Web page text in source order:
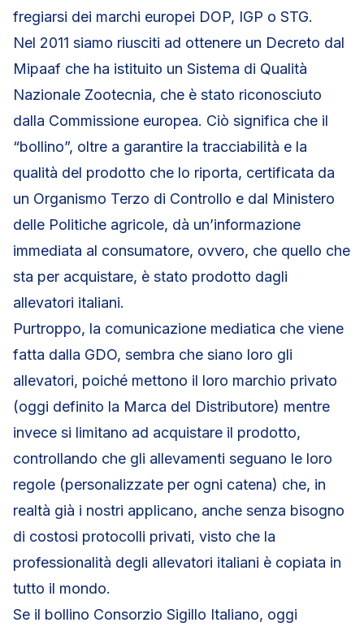
fregiarsi dei marchi europei DOP, IGP o STG.
Nel 2011 siamo riusciti ad ottenere un Decreto dal
Mipaaf che ha istituito un Sistema di Qualità
Nazionale Zootecnia, che è stato riconosciuto
dalla Commissione europea. Ciò significa che il
“bollino”, oltre a garantire la tracciabilità e la
qualità del prodotto che lo riporta, certificata da
un Organismo Terzo di Controllo e dal Ministero
delle Politiche agricole, dà un’informazione
immediata al consumatore, ovvero, che quello che
sta per acquistare, è stato prodotto dagli
allevatori italiani.
Purtroppo, la comunicazione mediatica che viene
fatta dalla GDO, sembra che siano loro gli
allevatori, poiché mettono il loro marchio privato
(oggi definito la Marca del Distributore) mentre
invece si limitano ad acquistare il prodotto,
controllando che gli allevamenti seguano le loro
regole (personalizzate per ogni catena) che, in
realtà già i nostri applicano, anche senza bisogno
di costosi protocolli privati, visto che la
professionalità degli allevatori italiani è copiata in
tutto il mondo.
Se il bollino Consorzio Sigillo Italiano, oggi